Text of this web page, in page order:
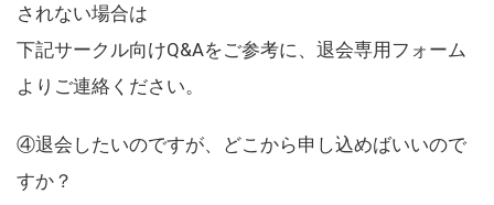
されない場合は
下記サークル向けQ&Aをご参考に、退会専用フォーム
よりご連絡ください。
④退会したいのですが、どこから申し込めばいいので
すか？